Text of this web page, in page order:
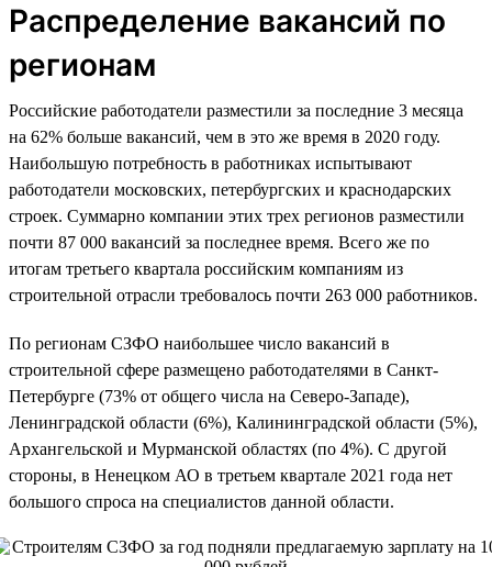
Распределение вакансий по
регионам
Российские работодатели разместили за последние 3 месяца
на 62% больше вакансий, чем в это же время в 2020 году.
Наибольшую потребность в работниках испытывают
работодатели московских, петербургских и краснодарских
строек. Суммарно компании этих трех регионов разместили
почти 87 000 вакансий за последнее время. Всего же по
итогам третьего квартала российским компаниям из
строительной отрасли требовалось почти 263 000 работников.
По регионам СЗФО наибольшее число вакансий в
строительной сфере размещено работодателями в Санкт-
Петербурге (73% от общего числа на Северо-Западе),
Ленинградской области (6%), Калининградской области (5%),
Архангельской и Мурманской областях (по 4%). С другой
стороны, в Ненецком АО в третьем квартале 2021 года нет
большого спроса на специалистов данной области.